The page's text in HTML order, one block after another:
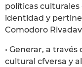
políticas
identidad y
Comodoro
• Generar, a
cultural cfversa y